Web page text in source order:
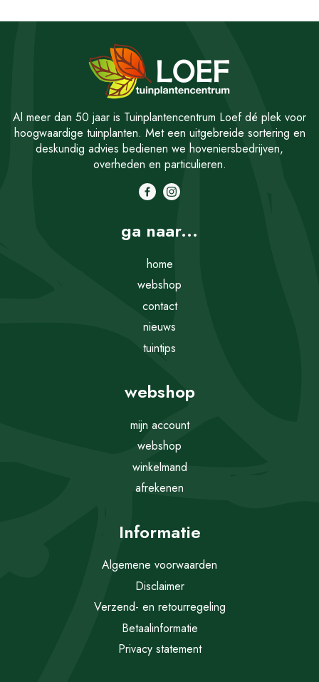
Al meer dan 50 jaar is Tuinplantencentrum Loef dé plek voor
hoogwaardige tuinplanten. Met een uitgebreide sortering en
deskundig advies bedienen we hoveniersbedrijven,
overheden en particulieren.
ga naar...
home
webshop
contact
nieuws
tuintips
webshop
mijn account
webshop
winkelmand
afrekenen
Informatie
Algemene voorwaarden
Disclaimer
Verzend- en retourregeling
Betaalinformatie
Privacy statement